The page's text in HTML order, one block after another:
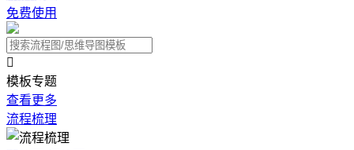
免费使用

模板专题
查看更多
流程梳理